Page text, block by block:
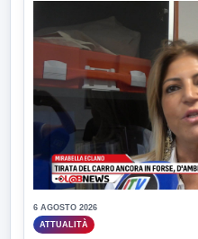
6 AGOSTO 2026
ATTUALITÀ